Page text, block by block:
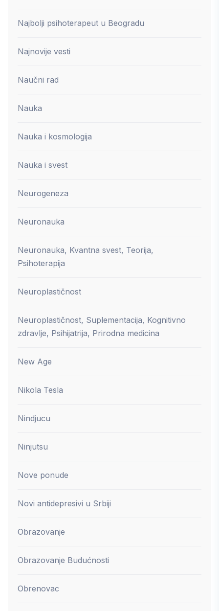
Najbolji psihoterapeut u Beogradu
Najnovije vesti
Naučni rad
Nauka
Nauka i kosmologija
Nauka i svest
Neurogeneza
Neuronauka
Neuronauka, Kvantna svest, Teorija,
Psihoterapija
Neuroplastičnost
Neuroplastičnost, Suplementacija, Kognitivno
zdravlje, Psihijatrija, Prirodna medicina
New Age
Nikola Tesla
Nindjucu
Ninjutsu
Nove ponude
Novi antidepresivi u Srbiji
Obrazovanje
Obrazovanje Budućnosti
Obrenovac